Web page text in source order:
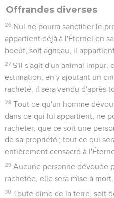
Offrandes diverses
26 Nul ne pourra sanctifier le
appartient déjà à l'Éternel en
boeuf, soit agneau, il
27 S'il s'agit d'un animal impur,
estimation, en y ajoutant un
racheté, il sera vendu d'après
28 Tout ce qu'un homme
dans ce qui lui appartient, ne
racheter, que ce soit une
de sa propriété ; tout ce qui
entièrement consacré à
29 Aucune personne dévouée
rachetée, elle sera mise à mort.
30 Toute dîme de la terre, soit